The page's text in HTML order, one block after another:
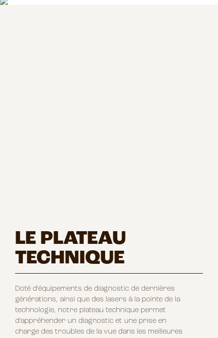
LE PLATEAU
TECHNIQUE
Doté d’équipements de diagnostic de dernières
générations, ainsi que des lasers à la pointe de la
technologie, notre plateau technique permet
d’appréhender un diagnostic et une prise en
charge des troubles de la vue dans les meilleures